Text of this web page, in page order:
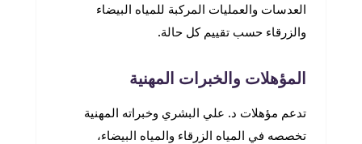
العدسات والعمليات المركبة للمياه البيضاء
والزرقاء حسب تقييم كل حالة.
المؤهلات والخبرات المهنية
تدعم مؤهلات د. علي البشري وخبراته المهنية
تخصصه في المياه الزرقاء والمياه البيضاء،